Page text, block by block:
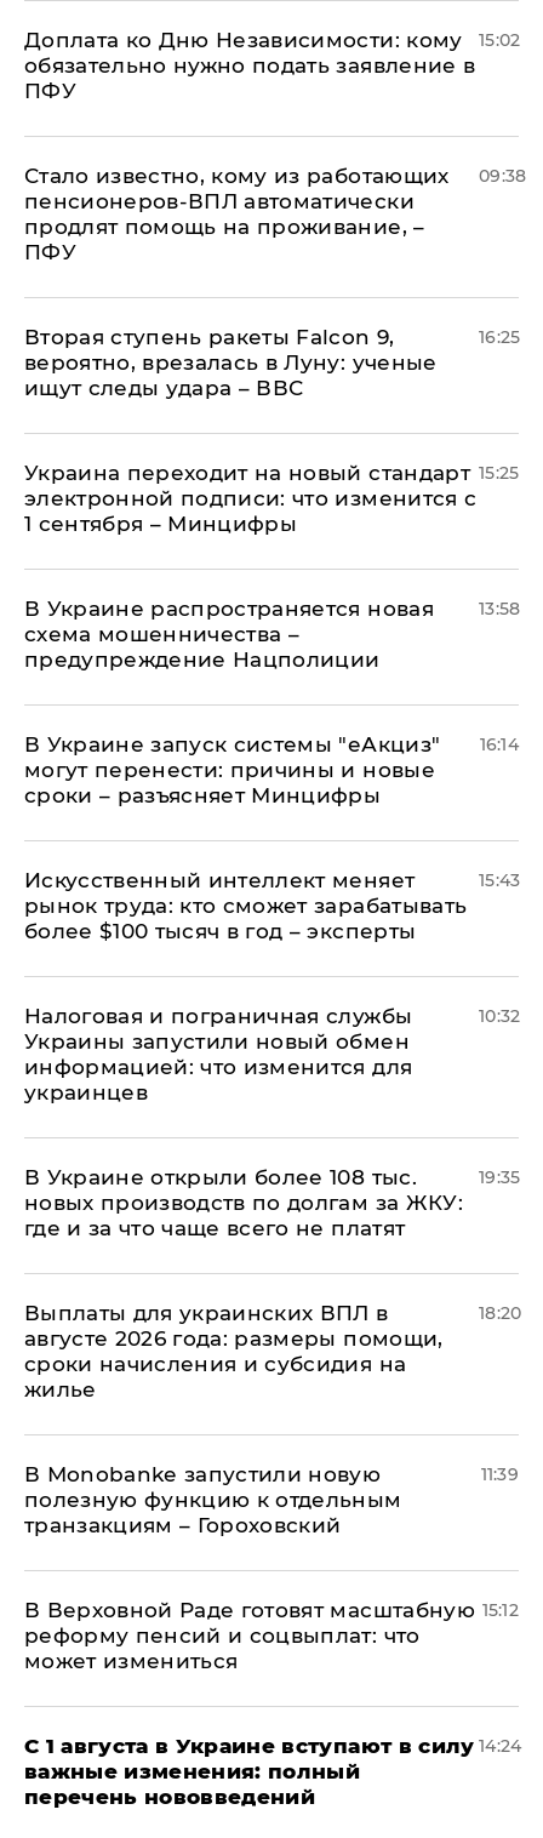
Доплата ко Дню Независимости: кому
обязательно нужно подать заявление в
ПФУ
15:02
Стало известно, кому из работающих
пенсионеров-ВПЛ автоматически
продлят помощь на проживание, –
ПФУ
09:38
Вторая ступень ракеты Falcon 9,
вероятно, врезалась в Луну: ученые
ищут следы удара – ВВС
16:25
Украина переходит на новый стандарт
электронной подписи: что изменится с
1 сентября – Минцифры
15:25
В Украине распространяется новая
схема мошенничества –
предупреждение Нацполиции
13:58
В Украине запуск системы "еАкциз"
могут перенести: причины и новые
сроки – разъясняет Минцифры
16:14
Искусственный интеллект меняет
рынок труда: кто сможет зарабатывать
более $100 тысяч в год – эксперты
15:43
Налоговая и пограничная службы
Украины запустили новый обмен
информацией: что изменится для
украинцев
10:32
В Украине открыли более 108 тыс.
новых производств по долгам за ЖКУ:
где и за что чаще всего не платят
19:35
Выплаты для украинских ВПЛ в
августе 2026 года: размеры помощи,
сроки начисления и субсидия на
жилье
18:20
В Мonobankе запустили новую
полезную функцию к отдельным
транзакциям – Гороховский
11:39
В Верховной Раде готовят масштабную
реформу пенсий и соцвыплат: что
может измениться
15:12
С 1 августа в Украине вступают в силу
важные изменения: полный
перечень нововведений
14:24